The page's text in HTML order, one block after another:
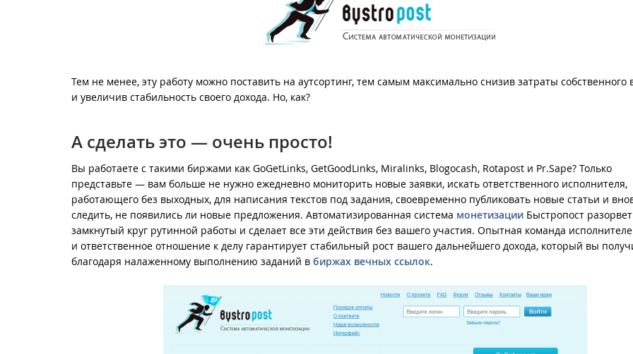
Тем не менее, эту работу можно поставить на аутсортинг, тем самым максимально снизив затраты собственного
и увеличив стабильность своего дохода. Но, как?
А сделать это — очень просто!
Вы работаете с такими биржами как GoGetLinks, GetGoodLinks, Miralinks, Blogocash, Rotapost и Pr.Sape? Только
представьте — вам больше не нужно ежедневно мониторить новые заявки, искать ответственного исполнителя,
работающего без выходных, для написания текстов под задания, своевременно публиковать новые статьи и
следить, не появились ли новые предложения. Автоматизированная система монетизации Быстропост
замкнутый круг рутинной работы и сделает все эти действия без вашего участия. Опытная команда
и ответственное отношение к делу гарантирует стабильный рост вашего дальнейшего дохода, который вы
благодаря налаженному выполнению заданий в биржах вечных ссылок.